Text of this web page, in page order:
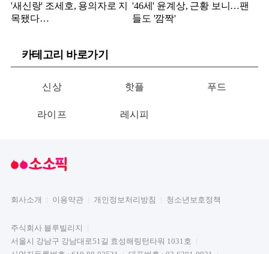
'새신랑' 조세호, 용의자로 지
목됐다…
'46세' 윤계상, 근황 보니…팬
들도 '깜짝'
카테고리 바로가기
신상 핫플 푸드
라이프 레시피
회사소개 이용약관 개인정보처리방침 청소년보호정책
주식회사 블루빌리지
서울시 강남구 강남대로51길 효성해링턴타워 1031호